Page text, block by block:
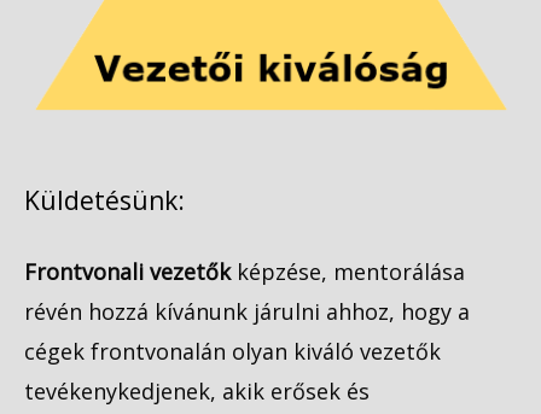
Küldetésünk:
Frontvonali vezetőkképzése, mentorálása
révén hozzá kívánunk járulni ahhoz, hogy a
cégek frontvonalán olyan kiváló vezetők
tevékenykedjenek, akik erősek és